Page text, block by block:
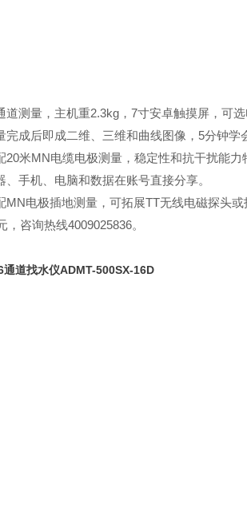
道测量，主机重2.3kg ，7寸安卓触摸屏，可
完成后即成二维、三维和曲线图像， 5分钟学
20米MN电缆电极测量，稳定性和抗干扰能力
、手机、电脑和数据在账号直接分享。
MN电极插地测量，可拓展TT无线电磁探头或
，咨询热线4009025836。
通道找水仪ADMT-500SX-16D